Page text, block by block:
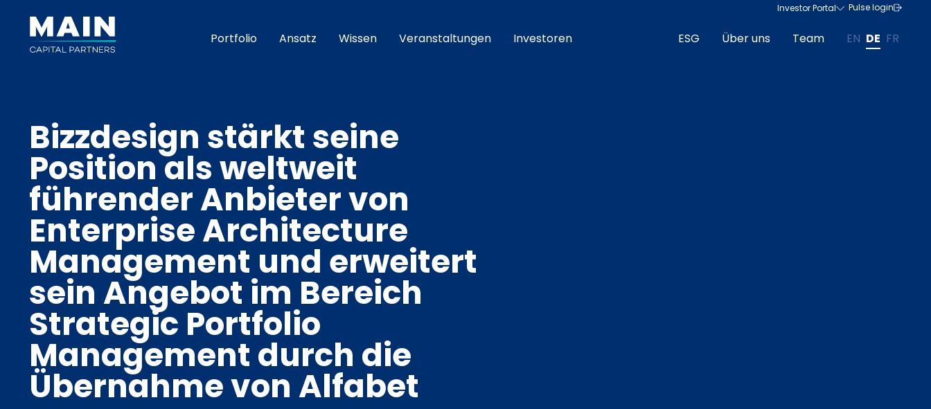
Investor Portal Pulse login
Portfolio Ansatz Wissen Veranstaltungen Investoren ESG Über uns Team EN DE FR
Bizzdesign stärkt seine
Position als weltweit
führender Anbieter von
Enterprise Architecture
Management und erweitert
sein Angebot im Bereich
Strategic Portfolio
Management durch die
Übernahme von Alfabet